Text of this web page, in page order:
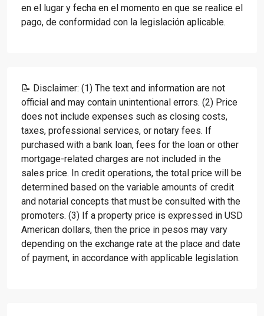
en el lugar y fecha en el momento en que se realice el
pago, de conformidad con la legislación aplicable.
📝 Disclaimer: (1) The text and information are not
official and may contain unintentional errors. (2) Price
does not include expenses such as closing costs,
taxes, professional services, or notary fees. If
purchased with a bank loan, fees for the loan or other
mortgage-related charges are not included in the
sales price. In credit operations, the total price will be
determined based on the variable amounts of credit
and notarial concepts that must be consulted with the
promoters. (3) If a property price is expressed in USD
American dollars, then the price in pesos may vary
depending on the exchange rate at the place and date
of payment, in accordance with applicable legislation.